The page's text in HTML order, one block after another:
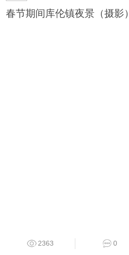
春节期间库伦镇夜景（摄影）
2363 0